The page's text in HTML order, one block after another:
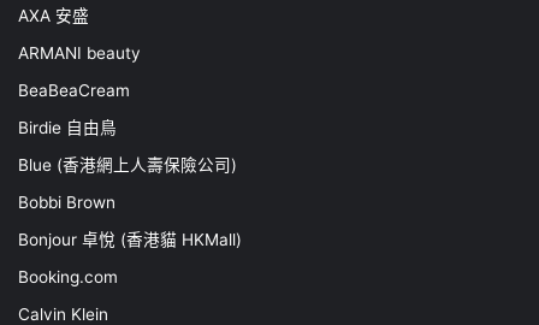
AXA 安盛
ARMANI beauty
BeaBeaCream
Birdie 自由鳥
Blue (香港網上人壽保險公司)
Bobbi Brown
Bonjour 卓悅 (香港貓 HKMall)
Booking.com
Calvin Klein